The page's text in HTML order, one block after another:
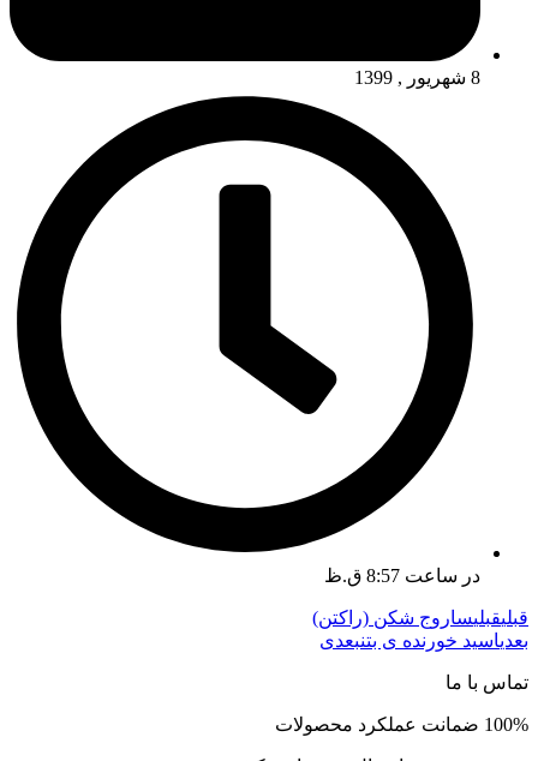
8 شهریور , 1399
در ساعت 8:57 ق.ظ
قبلیقبلیساروج شکن (راکتن)
بعدیاسید خورنده ی بتنبعدی
تماس با ما
100% ضمانت عملکرد محصولات